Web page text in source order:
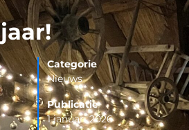
Categorie
Nieuws
Publicatie
1 januari 2026